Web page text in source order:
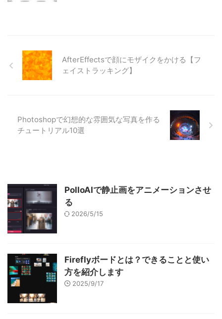
AfterEffectsで顔にモザイクをかける【フ
ェイストラッキング】
Photoshopで幻想的な雰囲気な写真を作る
チュートリアル10選
PolloAIで静止画をアニメーションさせ
る
2026/5/15
Fireflyボードとは？できることと使い
方を紹介します
2025/9/17